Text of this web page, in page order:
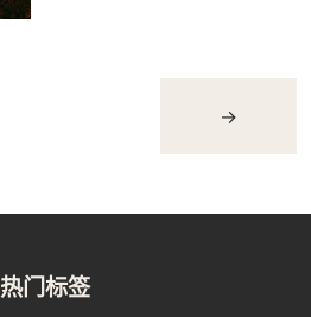
→
热门标签